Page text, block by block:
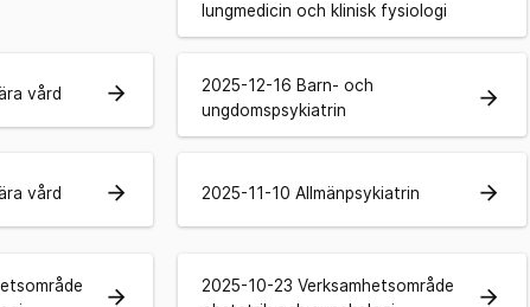
lungmedicin och klinisk fysiologi
vård arrow_forward
2025-12-16 Barn- och
ungdomspsykiatrin
arrow_forward
vård arrow_forward 2025-11-10 Allmänpsykiatrin arrow_forward
arrow_forward
2025-10-23 Verksamhetsområde
arrow_forward